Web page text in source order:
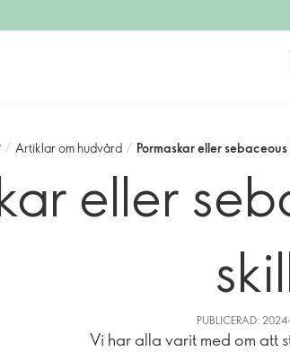
/ Artiklar om hudvård / Pormaskar eller
eller
PUBLICERAD:
Vi har alla varit med om att